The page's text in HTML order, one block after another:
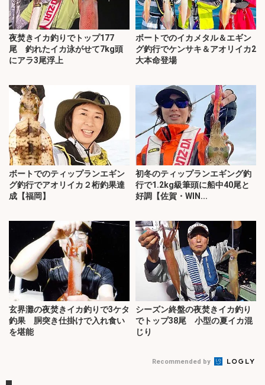
夜焚きイカ釣りでトップ177
尾 釣れたイカ泳がせて7kg頭
にアラ3尾浮上
ボートでのイカメタル＆エギン
グ釣行でケンサキ＆アオリイカ2
大本命登場
ボートでのティップランエギン
グ釣行でアオリイカ２桁釣果達
成【福岡】
初冬のティップランエギング釣
行で1.2kg級筆頭に船中40尾と
好調【佐賀・WIN...
玄界灘の夜焚きイカ釣りで3ケタ
釣果 胴突き仕掛けで入れ食い
を堪能
シーズン終盤の夜焚きイカ釣り
でトップ38尾 小型の夏イカ混
じり
Recommended by